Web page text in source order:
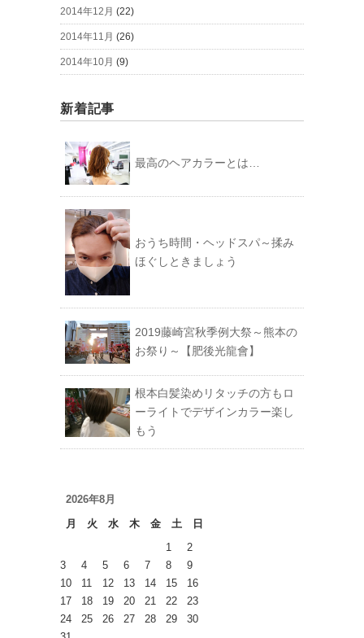
2014年12月 (22)
2014年11月 (26)
2014年10月 (9)
新着記事
最高のヘアカラーとは…
おうち時間・ヘッドスパ～揉み
ほぐしときましょう
2019藤崎宮秋季例大祭～熊本の
お祭り～【肥後光龍會】
根本白髪染めリタッチの方もロ
ーライトでデザインカラー楽し
もう
2026年8月
月
火 水 木 金 土
日
1
2
3
4 5 6 7 8
9
10
11 12 13 14 15
16
17
18 19 20 21 22
23
24
25 26 27 28 29
30